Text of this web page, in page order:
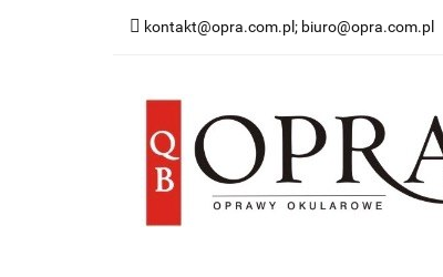
kontakt@opra.com.pl; biuro@opra.com.pl
Wszystkie
*NOWOŚĆ*